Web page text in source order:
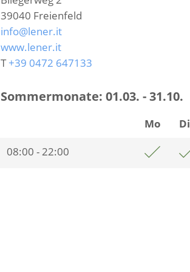
39040 Freienfeld
info@lener.it
www.lener.it
T+39 0472 647133
Sommermonate: 01.03. - 31.10.
Mo Di
08:00 - 22:00